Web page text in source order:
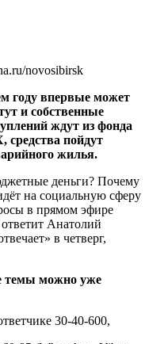
novosibirsk
году впервые может
и собственные
ждут из фонда
пойдут
жилья.
деньги? Почему
на социальную сферу
в прямом эфире
Анатолий
в четверг,
темы можно уже
30-40-600,